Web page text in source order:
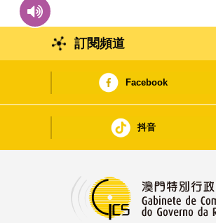
訂閱頻道
Facebook
抖音